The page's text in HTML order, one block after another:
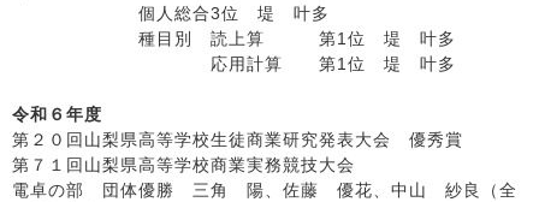
個人総合3位 堤 叶多
種目別 読上算 第1位 堤 叶多
応用計算 第1位 堤 叶多
令和６年度
第２０回山梨県高等学校生徒商業研究発表大会 優秀賞
第７１回山梨県高等学校商業実務競技大会
電卓の部 団体優勝 三角 陽、佐藤 優花、中山 紗良（全